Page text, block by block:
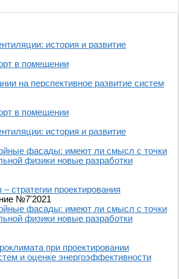
история и развитие
в помещении
на перспективное развитие систем
в помещении
история и развитие
фасады: имеют ли смысл с точки
физики новые разработки
стратегии проектирования
№7'2021
фасады: имеют ли смысл с точки
физики новые разработки
при проектировании
и оценке энергоэффективности